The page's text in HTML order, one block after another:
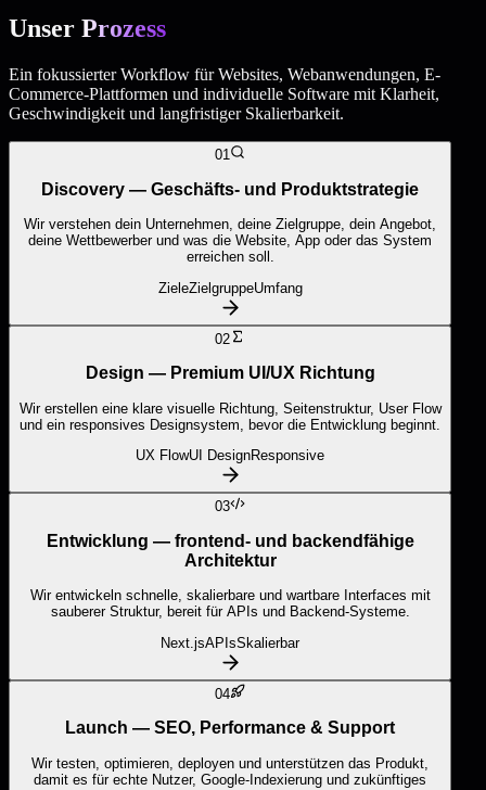
Unser Prozess
Ein fokussierter Workflow für Websites, Webanwendungen, E-
Commerce-Plattformen und individuelle Software mit Klarheit,
Geschwindigkeit und langfristiger Skalierbarkeit.
01
Discovery — Geschäfts- und Produktstrategie
Wir verstehen dein Unternehmen, deine Zielgruppe, dein Angebot,
deine Wettbewerber und was die Website, App oder das System
erreichen soll.
ZieleZielgruppeUmfang
02
Design — Premium UI/UX Richtung
Wir erstellen eine klare visuelle Richtung, Seitenstruktur, User Flow
und ein responsives Designsystem, bevor die Entwicklung beginnt.
UX FlowUI DesignResponsive
03
Entwicklung — frontend- und backendfähige
Architektur
Wir entwickeln schnelle, skalierbare und wartbare Interfaces mit
sauberer Struktur, bereit für APIs und Backend-Systeme.
Next.jsAPIsSkalierbar
04
Launch — SEO, Performance & Support
Wir testen, optimieren, deployen und unterstützen das Produkt,
damit es für echte Nutzer, Google-Indexierung und zukünftiges